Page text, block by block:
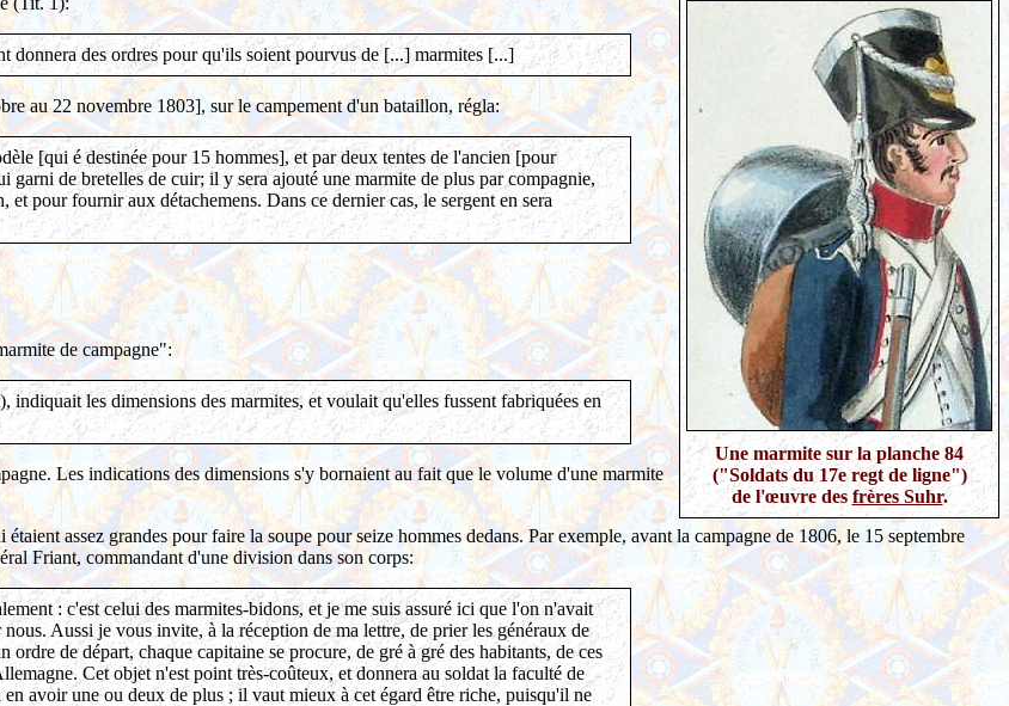
Une marmite sur la planche 84
("Soldats du 17e regt de ligne")
de l'œuvre des frères Suhr.
donnera des ordres pour qu'ils soient pourvus de [...] marmites [...]
au 22 novembre 1803], sur le campement d'un bataillon, régla:
[qui é destinée pour 15 hommes], et par deux tentes de l'ancien [pour
garni de bretelles de cuir; il y sera ajouté une marmite de plus par compagnie,
pour fournir aux détachemens. Dans ce dernier cas, le sergent en sera
de campagne":
les dimensions des marmites, et voulait qu'elles fussent fabriquées en
Les indications des dimensions s'y bornaient au fait que le volume d'une marmite
assez grandes pour faire la soupe pour seize hommes dedans. Par exemple, avant la campagne de 1806, le 15 septembre
Friant, commandant d'une division dans son corps:
: c'est celui des marmites-bidons, et je me suis assuré ici que l'on n'avait
Aussi je vous invite, à la réception de ma lettre, de prier les généraux de
de départ, chaque capitaine se procure, de gré à gré des habitants, de ces
Cet objet n'est point très-coûteux, et donnera au soldat la faculté de
avoir une ou deux de plus ; il vaut mieux à cet égard être riche, puisqu'il ne